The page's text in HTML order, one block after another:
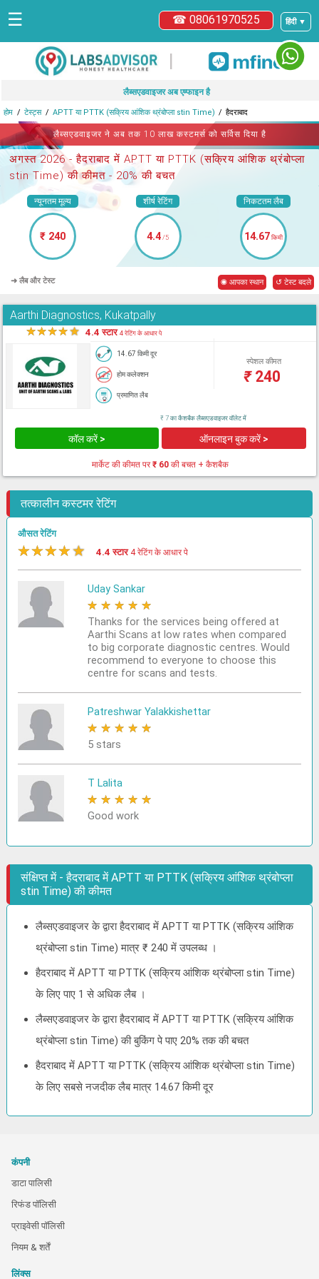
हिंदी ▼
☎ 08061970525
☰
|
लैब्सएडवाइजर अब एम्फाइन है
होम टेस्ट्स APTT या PTTK (सक्रिय आंशिक थ्रंबोप्ला stin Time) हैदराबाद
लैब्सएडवाइजर ने अब तक 10 लाख कस्टमर्स को सर्विस दिया है
अगस्त 2026 -हैदराबाद में APTT या PTTK (सक्रिय आंशिक थ्रंबोप्ला
stin Time)की कीमत - 20% की बचत
न्यूनतम मूल्य
₹ 240
शीर्ष रेटिंग
4.4/5
निकटतम लैब
14.67 किमी
➜ लैब और टेस्ट ◉ आपका स्थान ↺ टेस्ट बदले
Aarthi Diagnostics, Kukatpally
★★★★★ 4.4 स्टार4 रेटिंग के आधार पे
14.67 किमी दूर
होम कलेक्शन
प्रमाणित लैब
स्पेशल कीमत
₹240
₹ 7 का कैशबैक लैब्सएडवाइजर वॉलेट में
कॉल करें > ऑनलाइन बुक करें >
मार्केट की कीमत पर₹ 60 की बचत + कैशबैक
तत्कालीन कस्टमर रेटिंग
औसत रेटिंग
★★★★★ 4.4 स्टार 4 रेटिंग के आधार पे
Uday Sankar
★ ★ ★ ★ ★
Thanks for the services being offered at
Aarthi Scans at low rates when compared
to big corporate diagnostic centres. Would
recommend to everyone to choose this
centre for scans and tests.
Patreshwar Yalakkishettar
★ ★ ★ ★ ★
5 stars
T Lalita
★ ★ ★ ★ ★
Good work
संक्षिप्त में - हैदराबाद में APTT या PTTK (सक्रिय आंशिक थ्रंबोप्ला
stin Time) की कीमत
लैब्सएडवाइजर के द्वारा हैदराबाद में APTT या PTTK (सक्रिय आंशिक
थ्रंबोप्ला stin Time) मात्र ₹ 240 में उपलब्ध ।
हैदराबाद में APTT या PTTK (सक्रिय आंशिक थ्रंबोप्ला stin Time)
के लिए पाए 1 से अधिक लैब ।
लैब्सएडवाइजर के द्वारा हैदराबाद में APTT या PTTK (सक्रिय आंशिक
थ्रंबोप्ला stin Time) की बुकिंग पे पाए 20% तक की बचत
हैदराबाद में APTT या PTTK (सक्रिय आंशिक थ्रंबोप्ला stin Time)
के लिए सबसे नजदीक लैब मात्र 14.67 किमी दूर
कंपनी
डाटा पालिसी
रिफंड पॉलिसी
प्राइवेसी पॉलिसी
नियम & शर्तें
लिंक्स